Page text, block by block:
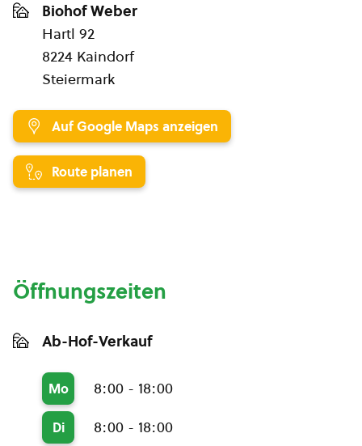
Biohof Weber
Hartl 92
8224 Kaindorf
Steiermark
Auf Google Maps anzeigen
Route planen
Öffnungszeiten
Ab-Hof-Verkauf
Mo 8:00 - 18:00
Di 8:00 - 18:00